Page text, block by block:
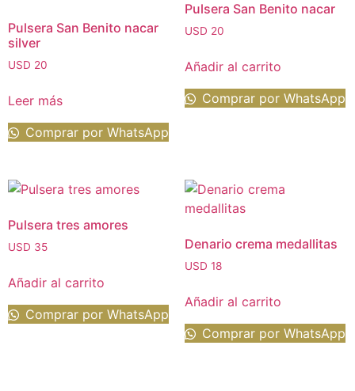
Pulsera San Benito nacar
silver
USD 20
Leer más
Comprar por WhatsApp
Pulsera San Benito nacar
USD 20
Añadir al carrito
Comprar por WhatsApp
Pulsera tres amores
USD 35
Añadir al carrito
Comprar por WhatsApp
Denario crema medallitas
USD 18
Añadir al carrito
Comprar por WhatsApp